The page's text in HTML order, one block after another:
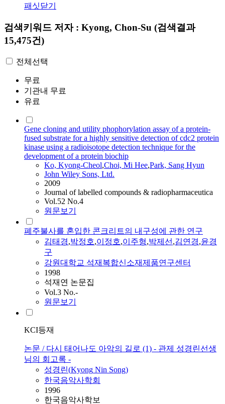
패싯닫기
검색키워드 저자 : Kyong, Chon-Su (검색결과
15,475건)
전체선택
무료
기관내 무료
유료
Gene cloning and utility phophorylation assay of a protein-
fused substrate for a highly sensitive detection of cdc2 protein
kinase using a radioisotope detection technique for the
development of a protein biochip
Ko, Kyong-Cheol,Choi, Mi Hee,Park, Sang Hyun
John Wiley Sons, Ltd.
2009
Journal of labelled compounds & radiopharmaceutica
Vol.52 No.4
원문보기
폐주불사를 혼입한 콘크리트의 내구성에 관한 연구
김태경,박정호,이정호,이주형,박제선,김연경,윤경
구
강원대학교 석재복합신소재제품연구센터
1998
석재연 논문집
Vol.3 No.-
원문보기
KCI등재
논문 / 다시 태어나도 아악의 길로 (1) - 관제 성경린선생
님의 회고록 -
성경린(Kyong Nin Song)
한국음악사학회
1996
한국음악사학보